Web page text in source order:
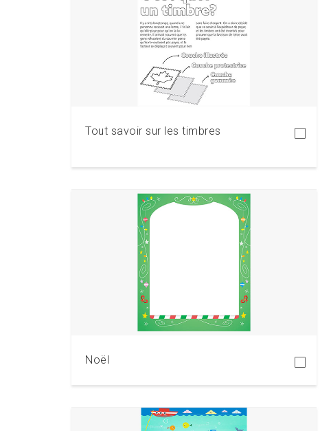
Télécharger
Tout savoir sur les timbres
Noël